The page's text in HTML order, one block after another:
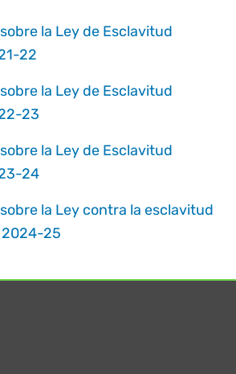
la Ley de Esclavitud
22
la Ley de Esclavitud
23
la Ley de Esclavitud
24
la Ley contra la esclavitud
2024-25